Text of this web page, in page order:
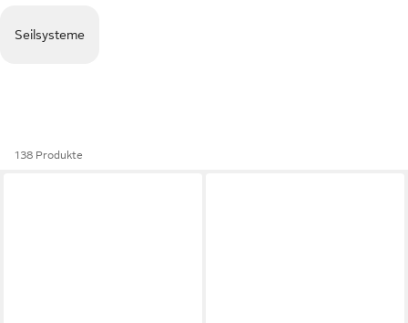
Seilsysteme
138 Produkte